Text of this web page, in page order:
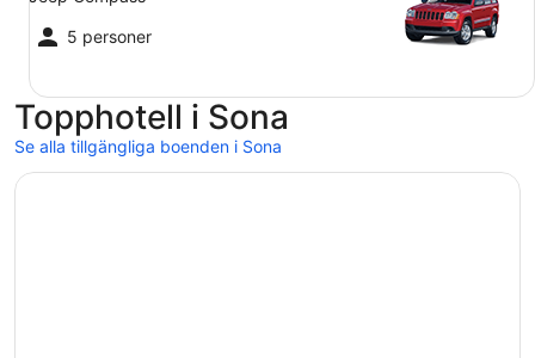
5 personer
Topphotell i Sona
Se alla tillgängliga boenden i Sona
Öppnas i ett nytt fönster
Hotel Leon d'Oro